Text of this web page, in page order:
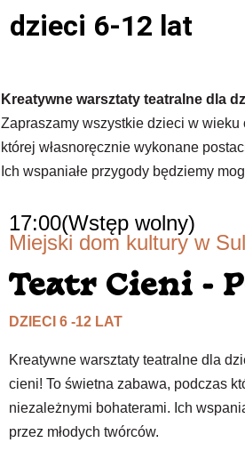
dzieci 6-12 lat
Kreatywne warsztaty teatralne dla
Zapraszamy wszystkie dzieci w
której własnoręcznie wykonane
Ich wspaniałe przygody będziemy
17:00(Wstęp wolny)
Miejski dom kultury w
Teatr Cieni -
DZIECI 6 -12 LAT
Kreatywne warsztaty teatralne dla
cieni! To świetna zabawa, podczas
niezależnymi bohaterami. Ich
przez młodych twórców.